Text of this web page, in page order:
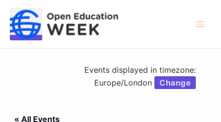
content
Events displayed in timezone:
Europe/London
Change
« All Events